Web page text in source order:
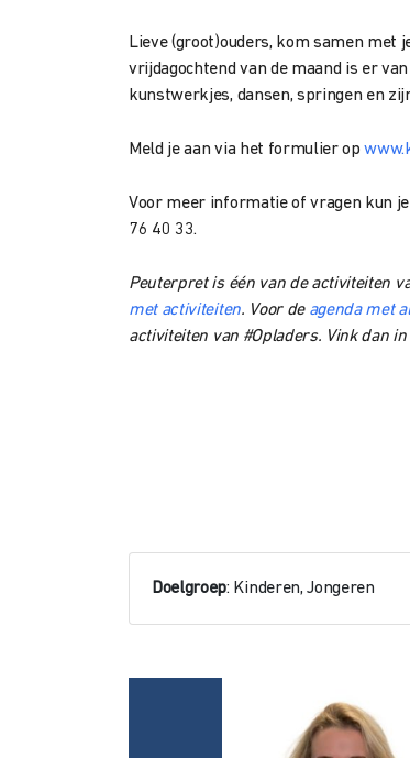
Lieve (groot)ouders, kom samen
vrijdagochtend van de maand is er
kunstwerkjes, dansen, springen en
Meld je aan via het formulier op
Voor meer informatie of vragen kun
76 40 33.
Peuterpret is één van de activiteiten
met activiteiten. Voor de agenda met
activiteiten van #Opladers. Vink dan
Doelgroep: Kinderen, Jongeren